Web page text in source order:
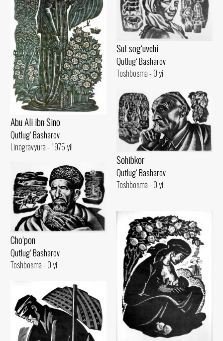
Abu Ali ibn Sino
Qutlug‘ Basharov
Linogravyura - 1975 yil
Sut sog‘uvchi
Qutlug‘ Basharov
Toshbosma - 0 yil
Sohibkor
Qutlug‘ Basharov
Toshbosma - 0 yil
Cho‘pon
Qutlug‘ Basharov
Toshbosma - 0 yil